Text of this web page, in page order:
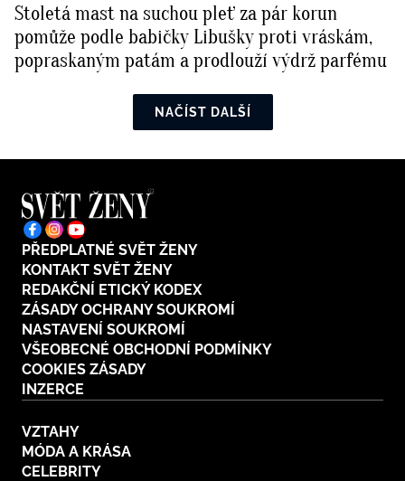
Stoletá mast na suchou pleť za pár korun
pomůže podle babičky Libušky proti vráskám,
popraskaným patám a prodlouží výdrž parfému
NAČÍST DALŠÍ
PŘEDPLATNÉ SVĚT ŽENY
KONTAKT SVĚT ŽENY
REDAKČNÍ ETICKÝ KODEX
ZÁSADY OCHRANY SOUKROMÍ
NASTAVENÍ SOUKROMÍ
VŠEOBECNÉ OBCHODNÍ PODMÍNKY
COOKIES ZÁSADY
INZERCE
VZTAHY
MÓDA A KRÁSA
CELEBRITY